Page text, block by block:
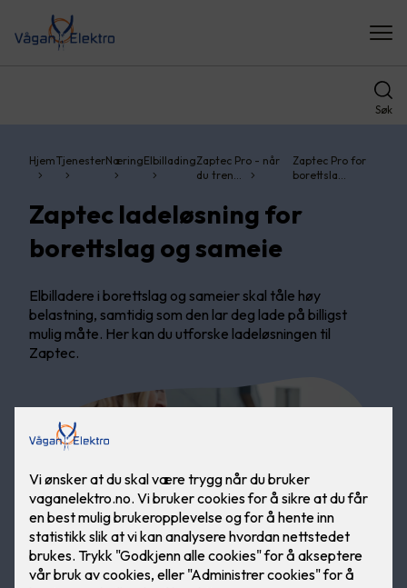
Søk
HjemTjenesterNæringElbilladingZaptec Pro - når
du tren…
Zaptec Pro for
borettsla…
Zaptec ladeløsning for
borettslag og sameie
Elbilladere i borettslag og sameier skal tåle høy
belastning, samtidig som den lar deg lade på billigst
mulig måte. Her kan du utforske ladeløsningen til
Zaptec.